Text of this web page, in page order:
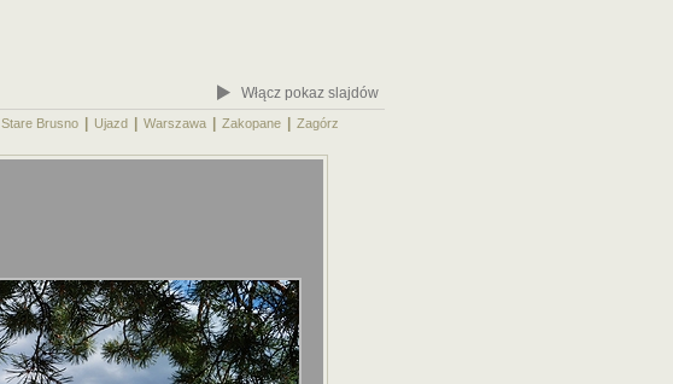
Włącz pokaz slajdów
Stare Brusno Ujazd Warszawa Zakopane Zagórz